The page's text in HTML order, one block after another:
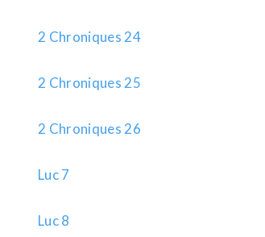
2 Chroniques 24
2 Chroniques 25
2 Chroniques 26
Luc 7
Luc 8